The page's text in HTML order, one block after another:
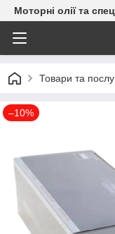
Моторні олії та
Товари та
–10%